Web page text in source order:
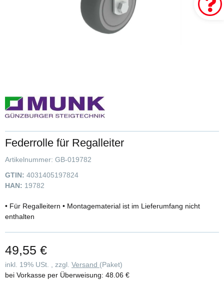
Federrolle für Regalleiter
Artikelnummer: GB-019782
GTIN: 4031405197824
HAN: 19782
• Für Regalleitern • Montagematerial ist im Lieferumfang nicht
enthalten
49,55 €
inkl. 19% USt. , zzgl. Versand (Paket)
bei Vorkasse per Überweisung: 48.06 €